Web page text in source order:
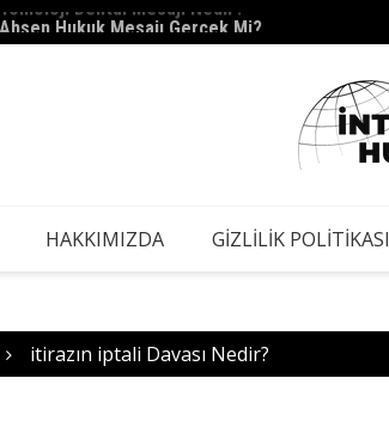
Ahsen Hukuk Mesajı Gerçek Mi?
HAKKIMIZDA GIZLILIK POLITIKASI
itirazın iptali Davası Nedir?